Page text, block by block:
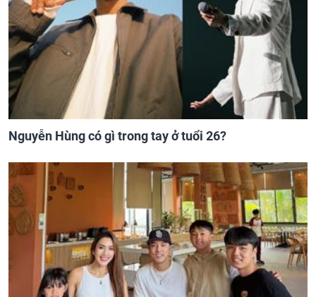
Nguyễn Hùng có gì trong tay ở tuổi 26?